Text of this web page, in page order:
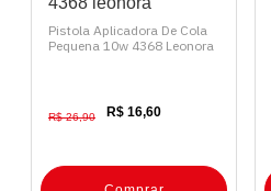
Pistola Aplicadora De Cola
Pequena 10w 4368 Leonora
R$ 26,90 R$ 16,60